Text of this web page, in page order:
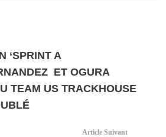
‘SPRINT A
ET OGURA
TEAM US TRACKHOUSE
Article Suivant